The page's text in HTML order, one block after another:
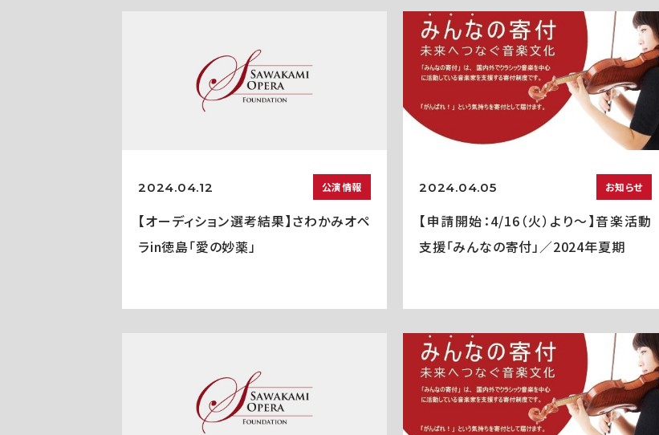
2024.04.12 公演情報
【オーディション選考結果】さわかみオペ
ラin徳島「愛の妙薬」
2024.04.05 お知らせ
【申請開始：4/16（火）より～】音楽活動
支援「みんなの寄付」／2024年夏期